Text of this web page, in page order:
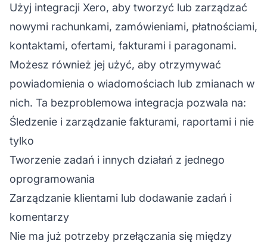
Użyj integracji Xero, aby tworzyć lub zarządzać
nowymi rachunkami, zamówieniami, płatnościami,
kontaktami, ofertami, fakturami i paragonami.
Możesz również jej użyć, aby otrzymywać
powiadomienia o wiadomościach lub zmianach w
nich. Ta bezproblemowa integracja pozwala na:
Śledzenie i zarządzanie fakturami, raportami i nie
tylko
Tworzenie zadań i innych działań z jednego
oprogramowania
Zarządzanie klientami lub dodawanie zadań i
komentarzy
Nie ma już potrzeby przełączania się między